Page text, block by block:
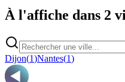
À l'affiche dans 2
Dijon(1)Nantes(1)